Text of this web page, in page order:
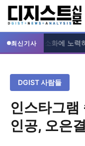
최신기사
불편 최소화에 노력하겠
DGIST 사람들
인스타그램
인공, 오은